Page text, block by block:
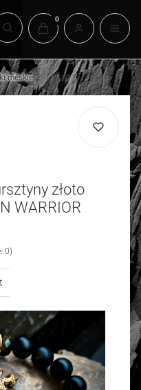
Otwórz wyszukiwarkę
Produkty w koszyku:
męskie
złoto
WARRIOR
0)